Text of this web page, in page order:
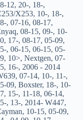
12, 20-, 18-,
X253, 10-, 18-,
,07-16,08-17,
,08-15,09-, 10-
, 17-,08-17,05-09,
,06-15,06-15,05-
, 10>,Nextgen,07-
, 16-, 2006 - 2014
,07-14, 10-, 11-,
09,Boxster, 18-, 10-
, 15-, 11-18,06-14,
, 13-, 2014- W447,
, 10-15,05-09,